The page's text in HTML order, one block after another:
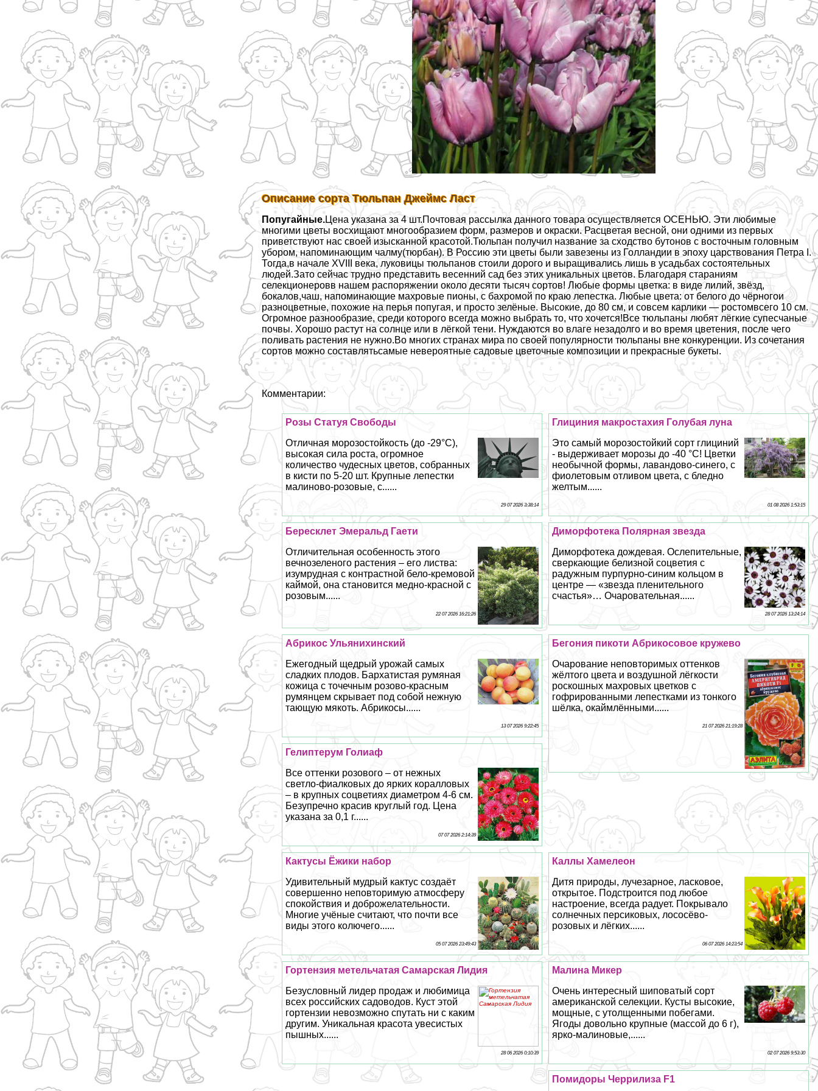
Описание сорта Тюльпан Джеймс Ласт
Попугайные.Цена указана за 4 шт.Почтовая рассылка данного товара осуществляется ОСЕНЬЮ. Эти любимые
многими цветы восхищают многообразием форм, размеров и окраски. Расцветая весной, они одними из первых
приветствуют нас своей изысканной красотой.Тюльпан получил название за сходство бутонов с восточным головным
убором, напоминающим чалму(тюрбан). В Россию эти цветы были завезены из Голландии в эпоху царствования Петра I.
Тогда,в начале XVIII века, луковицы тюльпанов стоили дорого и выращивались лишь в усадьбах состоятельных
людей.Зато сейчас трудно представить весенний сад без этих уникальных цветов. Благодаря стараниям
селекционеровв нашем распоряжении около десяти тысяч сортов! Любые формы цветка: в виде лилий, звёзд,
бокалов,чаш, напоминающие махровые пионы, с бахромой по краю лепестка. Любые цвета: от белого до чёрногои
разноцветные, похожие на перья попугая, и просто зелёные. Высокие, до 80 см, и совсем карлики — ростомвсего 10 см.
Огромное разнообразие, среди которого всегда можно выбрать то, что хочется!Все тюльпаны любят лёгкие супесчаные
почвы. Хорошо растут на солнце или в лёгкой тени. Нуждаются во влаге незадолго и во время цветения, после чего
поливать растения не нужно.Во многих странах мира по своей популярности тюльпаны вне конкуренции. Из сочетания
сортов можно составлятьсамые невероятные садовые цветочные композиции и прекрасные букеты.
Комментарии:
Глициния макростахия Гoлyбая луна
Это самый морозостойкий сорт глициний
- выдерживает морозы до -40 °С! Цветки
необычной формы, лавандово-синего, с
фиолетовым отливом цвета, с бледно
желтым......
01 08 2026 1:53:15
Розы Статуя Свободы
Отличная морозостойкость (до -29°С),
высокая сила роста, огромное
количество чудесных цветов, собранных
в кисти по 5-20 шт. Крупные лепестки
малиново-розовые, с......
29 07 2026 3:38:14
Диморфотека Полярная звезда
Диморфотека дождевая. Ослепительные,
сверкающие белизной соцветия с
радужным пурпурно-синим кольцом в
центре — «звезда пленительного
счастья»… Очаровательная......
28 07 2026 13:24:14
Бересклет Эмеральд Гаети
Отличительная особенность этого
вечнозеленого растения – его листва:
изумрудная с контрастной бело-кремовой
каймой, она становится медно-красной с
розовым......
22 07 2026 16:21:26
Бегония пикоти Абрикосовое кружево
Очарование неповторимых оттенков
жёлтого цвета и воздушной лёгкости
роскошных махровых цветков с
гофрированными лепестками из тонкого
шёлка, окаймлёнными......
21 07 2026 21:19:28
Абрикос Ульянихинский
Ежегодный щедрый урожай самых
сладких плодов. Бархатистая румяная
кожица с точечным розово-красным
румянцем скрывает под собой нежную
тающую мякоть. Абрикосы......
13 07 2026 9:22:45
Гелиптерум Голиаф
Все оттенки розового – от нежных
светло-фиалковых до ярких коралловых
– в крупных соцветиях диаметром 4-6 см.
Безупречно красив круглый год. Цена
указана за 0,1 г......
07 07 2026 2:14:39
Каллы Хамелеон
Дитя природы, лучезарное, ласковое,
открытое. Подстроится под любое
настроение, всегда радует. Покрывало
солнечных персиковых, лососёво-
розовых и лёгких......
06 07 2026 14:23:54
Кактусы Ёжики набор
Удивительный мудрый кактус создаёт
совершенно неповторимую атмосферу
спокойствия и доброжелательности.
Многие учёные считают, что почти все
виды этого колючего......
05 07 2026 23:49:43
Малина Микер
Очень интересный шиповатый сорт
американской селекции. Кусты высокие,
мощные, с утолщенными побегами.
Ягоды довольно крупные (массой до 6 г),
ярко-малиновые,......
02 07 2026 9:53:30
Гортензия метельчатая Самарская Лидия
Безусловный лидер продаж и любимица
всех российских садоводов. Куст этой
гортензии невозможно спутать ни с каким
другим. Уникальная красота увесистых
пышных......
28 06 2026 0:10:39
Помидоры Черрилиза F1